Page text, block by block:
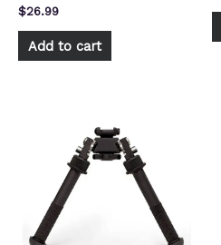
$26.99
Add to cart